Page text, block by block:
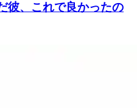
彼、これで良かったの